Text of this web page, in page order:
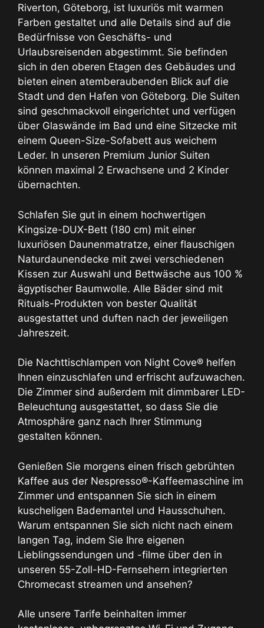
Riverton, Göteborg, ist luxuriös mit warmen
Farben gestaltet und alle Details sind auf die
Bedürfnisse von Geschäfts- und
Urlaubsreisenden abgestimmt. Sie befinden
sich in den oberen Etagen des Gebäudes und
bieten einen atemberaubenden Blick auf die
Stadt und den Hafen von Göteborg. Die Suiten
sind geschmackvoll eingerichtet und verfügen
über Glaswände im Bad und eine Sitzecke mit
einem Queen-Size-Sofabett aus weichem
Leder. In unseren Premium Junior Suiten
können maximal 2 Erwachsene und 2 Kinder
übernachten.
Schlafen Sie gut in einem hochwertigen
Kingsize-DUX-Bett (180 cm) mit einer
luxuriösen Daunenmatratze, einer flauschigen
Naturdaunendecke mit zwei verschiedenen
Kissen zur Auswahl und Bettwäsche aus 100 %
ägyptischer Baumwolle. Alle Bäder sind mit
Rituals-Produkten von bester Qualität
ausgestattet und duften nach der jeweiligen
Jahreszeit.
Die Nachttischlampen von Night Cove® helfen
Ihnen einzuschlafen und erfrischt aufzuwachen.
Die Zimmer sind außerdem mit dimmbarer LED-
Beleuchtung ausgestattet, so dass Sie die
Atmosphäre ganz nach Ihrer Stimmung
gestalten können.
Genießen Sie morgens einen frisch gebrühten
Kaffee aus der Nespresso®-Kaffeemaschine im
Zimmer und entspannen Sie sich in einem
kuscheligen Bademantel und Hausschuhen.
Warum entspannen Sie sich nicht nach einem
langen Tag, indem Sie Ihre eigenen
Lieblingssendungen und -filme über den in
unseren 55-Zoll-HD-Fernsehern integrierten
Chromecast streamen und ansehen?
Alle unsere Tarife beinhalten immer